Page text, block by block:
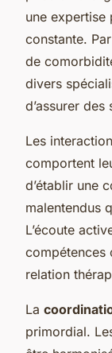
une expertise
constante.
de
divers
d’assurer
Les
comportent
d’établir une
malentendus
L’écoute
compétences
relation
La
primordial.